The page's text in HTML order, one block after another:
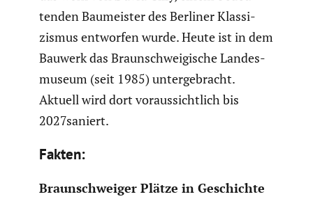
tenden Baumeister des Berliner Klassi­
zismus entworfen wurde. Heute ist in dem
Bauwerk das Braun­schwei­gi­sche Landes­
mu­seum (seit 1985) unter­ge­bracht.
Aktuell wird dort voraus­sicht­lich bis
2027saniert.
Fakten:
Braun­schweiger Plätze in Geschichte